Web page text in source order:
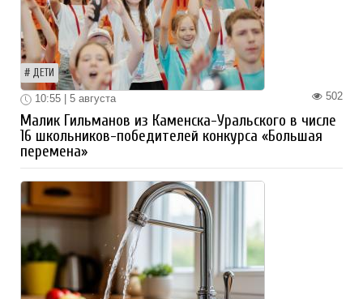
ДЕТИ
502
10:55 | 5 августа
Малик Гильманов из Каменска-Уральского в числе
16 школьников-победителей конкурса «Большая
перемена»